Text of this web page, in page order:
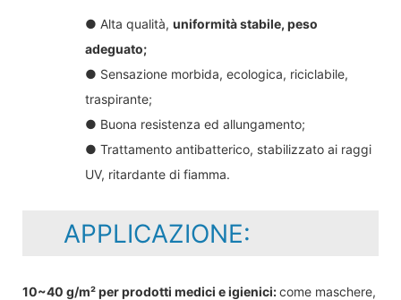
● Alta qualità, uniformità stabile, peso
adeguato;
● Sensazione morbida, ecologica, riciclabile,
traspirante;
● Buona resistenza ed allungamento;
● Trattamento antibatterico, stabilizzato ai raggi
UV, ritardante di fiamma.
APPLICAZIONE:
10~40 g/m² per prodotti medici e igienici:come maschere,